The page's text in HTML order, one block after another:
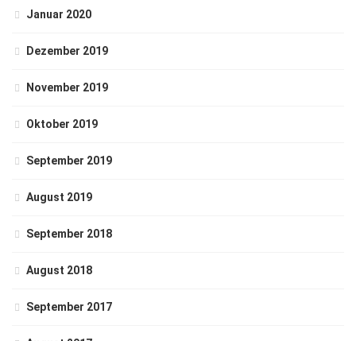
Januar 2020
Dezember 2019
November 2019
Oktober 2019
September 2019
August 2019
September 2018
August 2018
September 2017